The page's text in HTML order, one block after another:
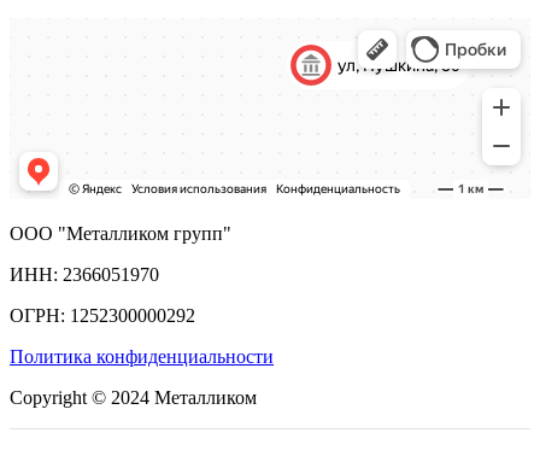
ООО "Металликом групп"
ИНН: 2366051970
ОГРН: 1252300000292
Политика конфиденциальности
Copyright © 2024 Металликом